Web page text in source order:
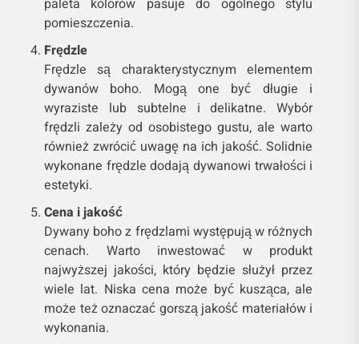
pomieszczenia.
Frędzle
Frędzle są charakterystycznym elementem
dywanów boho. Mogą one być długie i
wyraziste lub subtelne i delikatne. Wybór
frędzli zależy od osobistego gustu, ale warto
również zwrócić uwagę na ich jakość. Solidnie
wykonane frędzle dodają dywanowi trwałości i
estetyki.
Cena i jakość
Dywany boho z frędzlami występują w różnych
cenach. Warto inwestować w produkt
najwyższej jakości, który będzie służył przez
wiele lat. Niska cena może być kusząca, ale
może też oznaczać gorszą jakość materiałów i
wykonania.